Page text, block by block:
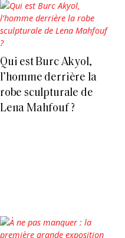
Qui est Burc Akyol,
l’homme derrière la
robe sculpturale de
Lena Mahfouf ?